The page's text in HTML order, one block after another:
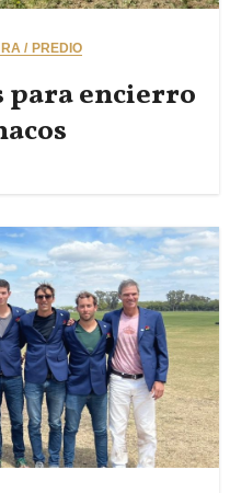
/ PREDIO
encierro